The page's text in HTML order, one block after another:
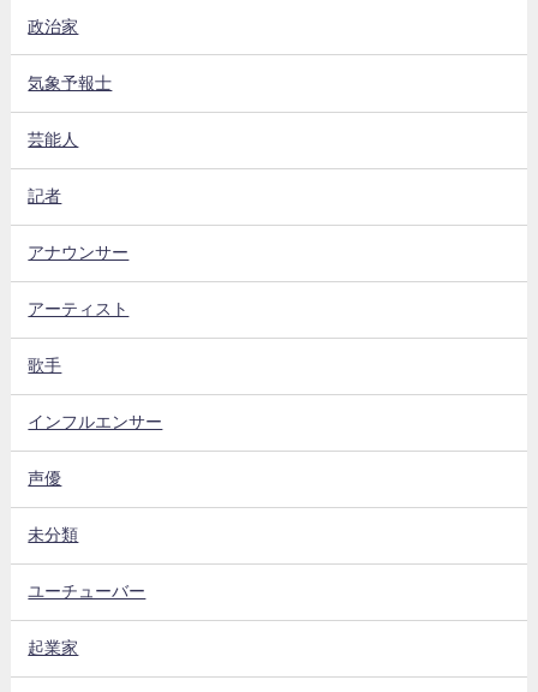
政治家
気象予報士
芸能人
記者
アナウンサー
アーティスト
歌手
インフルエンサー
声優
未分類
ユーチューバー
起業家